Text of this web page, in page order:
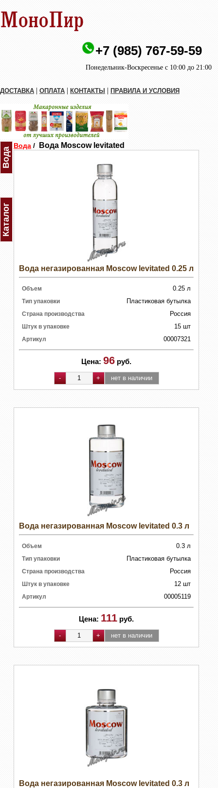
+7 (985) 767-59-59
Понедельник-Воскресенье с 10:00 до 21:00
ДОСТАВКА | ОПЛАТА | КОНТАКТЫ | ПРАВИЛА И УСЛОВИЯ
Вода
Каталог
Вода / Вода Moscow levitated
Вода негазированная Moscow levitated 0.25 л
Объем 0.25 л
Тип упаковки Пластиковая бутылка
Страна производства Россия
Штук в упаковке 15 шт
Артикул 00007321
Цена: 96 руб.
Вода негазированная Moscow levitated 0.3 л
Объем 0.3 л
Тип упаковки Пластиковая бутылка
Страна производства Россия
Штук в упаковке 12 шт
Артикул 00005119
Цена: 111 руб.
Вода негазированная Moscow levitated 0.3 л